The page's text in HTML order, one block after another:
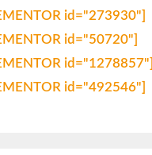
id="273930"]
id="50720"]
id="1278857"]
id="492546"]